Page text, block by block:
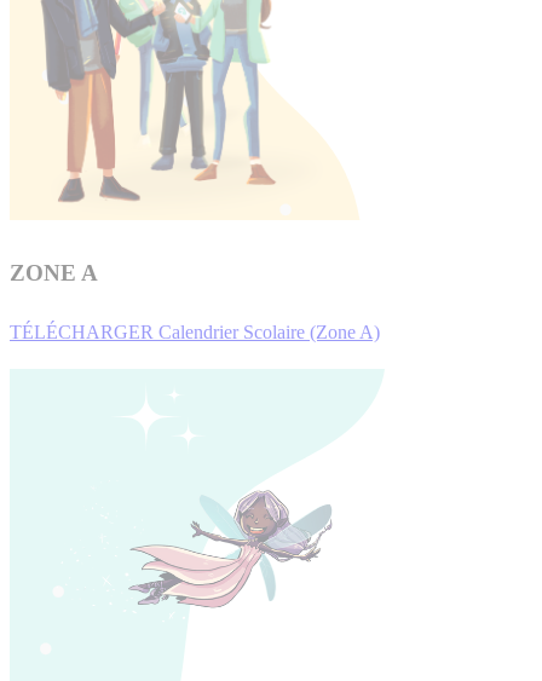
ZONE A
TÉLÉCHARGER Calendrier Scolaire (Zone A)